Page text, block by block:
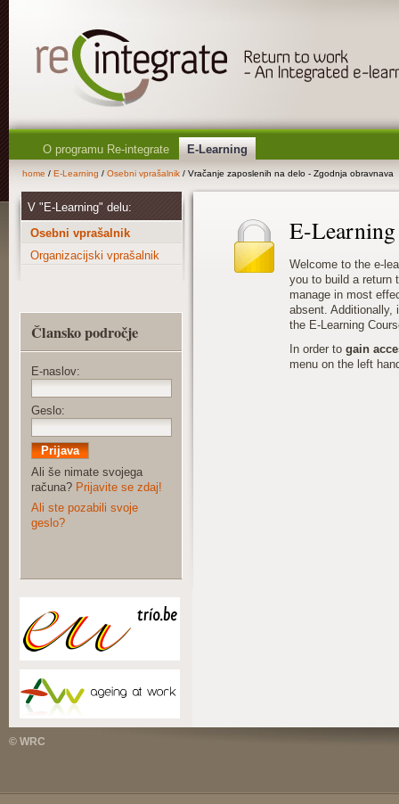
O programu Re-integrate E-Learning
home / E-Learning / Osebni vprašalnik / Vračanje zaposlenih na delo - Zgodnja obravnava
E-Learning
Welcome to the e-
you to build a return
manage in most
absent.
the E-Learning
In order to gain
menu on the left
V "E-Learning" delu:
Osebni vprašalnik
Organizacijski vprašalnik
Člansko področje
E-naslov:
Geslo:
Ali še nimate svojega
računa? Prijavite se zdaj!
Ali ste pozabili svoje
geslo?
© WRC